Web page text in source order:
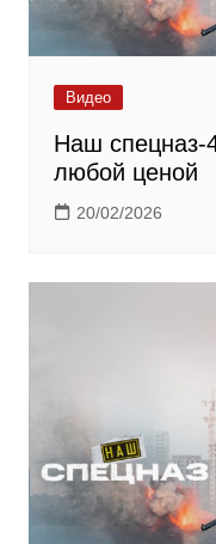
Видео
Наш спецназ-
любой ценой
20/02/2026